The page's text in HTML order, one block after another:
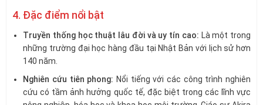
4. Đặc điểm nổi bật
Truyền thống học thuật lâu đời và uy tín cao: Là một trong
những trường đại học hàng đầu tại Nhật Bản với lịch sử hơn
140 năm.
Nghiên cứu tiên phong: Nổi tiếng với các công trình nghiên
cứu có tầm ảnh hưởng quốc tế, đặc biệt trong các lĩnh vực